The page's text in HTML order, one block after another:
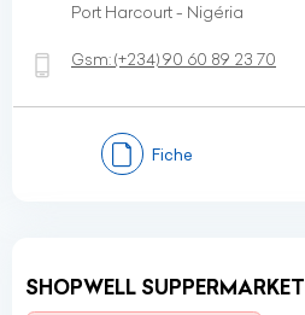
Port Harcourt - Nigéria
Gsm:(+234)90 60 89 23 70
Fiche
SHOPWELL SUPPERMARKET